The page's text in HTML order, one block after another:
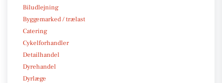
Biludlejning
Byggemarked / trælast
Catering
Cykelforhandler
Detailhandel
Dyrehandel
Dyrlæge